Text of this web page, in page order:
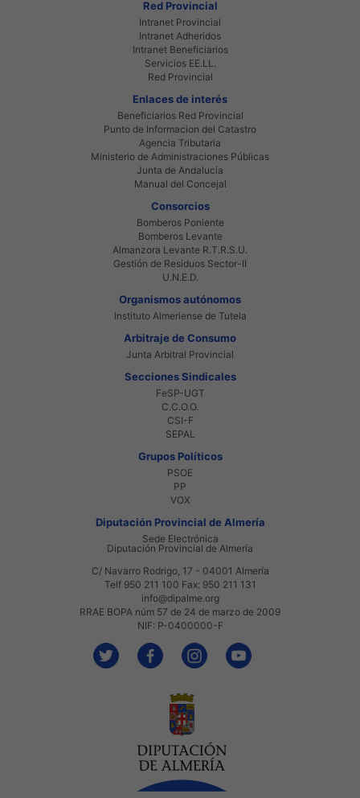
Red Provincial
Intranet Provincial
Intranet Adheridos
Intranet Beneficiarios
Servicios EE.LL.
Red Provincial
Enlaces de interés
Beneficiarios Red Provincial
Punto de Informacion del Catastro
Agencia Tributaria
Ministerio de Administraciones Públicas
Junta de Andalucia
Manual del Concejal
Consorcios
Bomberos Poniente
Bomberos Levante
Almanzora Levante R.T.R.S.U.
Gestión de Residuos Sector-II
U.N.E.D.
Organismos autónomos
Instituto Almeriense de Tutela
Arbitraje de Consumo
Junta Arbitral Provincial
Secciones Sindicales
FeSP-UGT
C.C.O.O.
CSI-F
SEPAL
Grupos Políticos
PSOE
PP
VOX
Diputación Provincial de Almería
Sede Electrónica
Diputación Provincial de Almería
C/ Navarro Rodrigo, 17 - 04001 Almería
Telf 950 211 100 Fax: 950 211 131
info@dipalme.org
RRAE BOPA núm 57 de 24 de marzo de 2009
NIF: P-0400000-F